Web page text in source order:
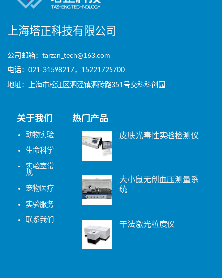
上海塔正科技有限公司
公司邮箱：tarzan_tech@163.com
电话：021-31598217，15221725700
地址：上海市松江区泗泾镇泗砖路351号交科科创园
关于我们
动物实验
生命科学
实验室常
规
宠物医疗
实验服务
联系我们
热门产品
皮肤光毒性实验检测仪
大小鼠无创血压测量系
统
干法激光粒度仪